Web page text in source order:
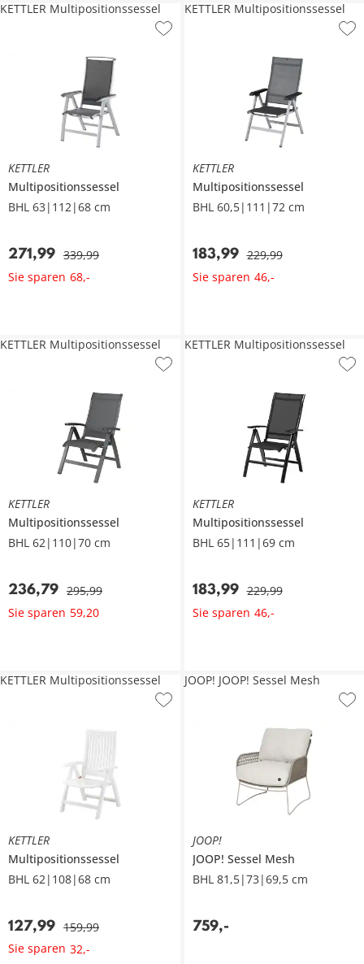
KETTLER
Multipositionssessel
BHL 63|112|68 cm
271,99 339,99
Sie sparen 68,-
KETTLER Multipositionssessel
KETTLER
Multipositionssessel
BHL 60,5|111|72 cm
183,99 229,99
Sie sparen 46,-
KETTLER Multipositionssessel
KETTLER
Multipositionssessel
BHL 62|110|70 cm
236,79 295,99
Sie sparen 59,20
KETTLER Multipositionssessel
KETTLER
Multipositionssessel
BHL 65|111|69 cm
183,99 229,99
Sie sparen 46,-
KETTLER Multipositionssessel
KETTLER
Multipositionssessel
BHL 62|108|68 cm
127,99 159,99
Sie sparen 32,-
KETTLER Multipositionssessel
JOOP!
JOOP! Sessel Mesh
BHL 81,5|73|69,5 cm
759,-
JOOP! JOOP! Sessel Mesh